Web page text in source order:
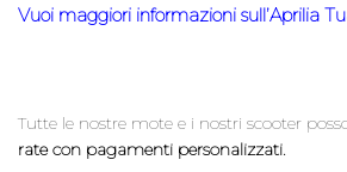
Vuoi maggiori informazioni sull’Aprilia
Tutte le nostre mote e i nostri scooter
rate con pagamenti personalizzati.